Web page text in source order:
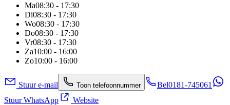
Ma08:30 - 17:30
Di08:30 - 17:30
Wo08:30 - 17:30
Do08:30 - 17:30
Vr08:30 - 17:30
Za10:00 - 16:00
Zo10:00 - 16:00
Stuur e-mail Toon telefoonnummer Bel0181-745061
Stuur WhatsApp
Website